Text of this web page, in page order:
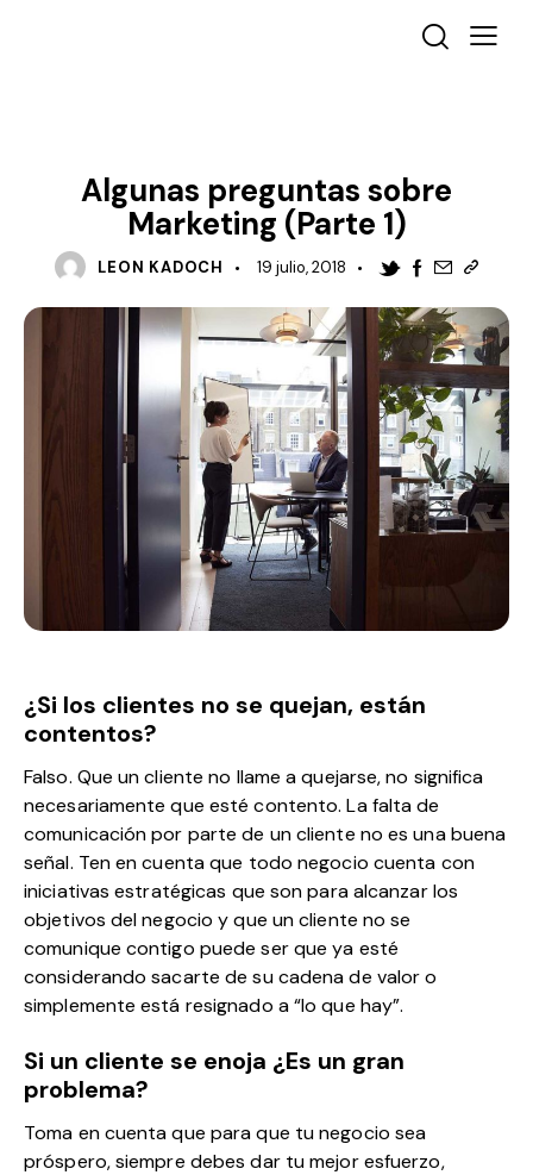
Algunas preguntas sobre
Marketing (Parte 1)
LEON KADOCH 19 julio, 2018
¿Si los clientes no se quejan, están
contentos?
Falso. Que un cliente no llame a quejarse, no significa
necesariamente que esté contento. La falta de
comunicación por parte de un cliente no es una buena
señal. Ten en cuenta que todo negocio cuenta con
iniciativas estratégicas que son para alcanzar los
objetivos del negocio y que un cliente no se
comunique contigo puede ser que ya esté
considerando sacarte de su cadena de valor o
simplemente está resignado a “lo que hay”.
Si un cliente se enoja ¿Es un gran
problema?
Toma en cuenta que para que tu negocio sea
próspero, siempre debes dar tu mejor esfuerzo,